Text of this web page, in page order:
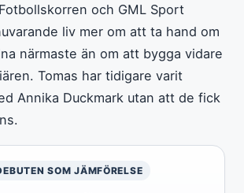
och GML Sport
liv mer om att ta hand om
närmaste än om att bygga vidare
Tomas har tidigare varit
Annika Duckmark utan att de fick
SOM JÄMFÖRELSE